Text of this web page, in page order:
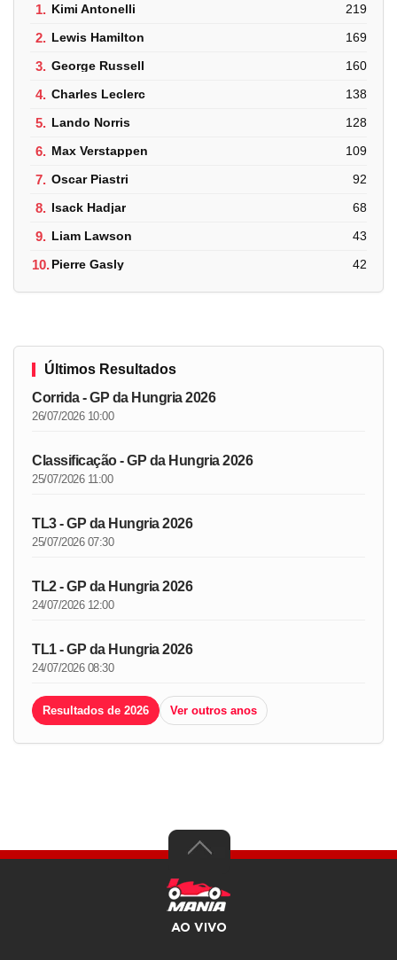
1. Kimi Antonelli 219
2. Lewis Hamilton 169
3. George Russell 160
4. Charles Leclerc 138
5. Lando Norris 128
6. Max Verstappen 109
7. Oscar Piastri 92
8. Isack Hadjar 68
9. Liam Lawson 43
10.Pierre Gasly 42
Últimos Resultados
Corrida - GP da Hungria 2026
26/07/2026 10:00
Classificação - GP da Hungria 2026
25/07/2026 11:00
TL3 - GP da Hungria 2026
25/07/2026 07:30
TL2 - GP da Hungria 2026
24/07/2026 12:00
TL1 - GP da Hungria 2026
24/07/2026 08:30
Resultados de 2026 Ver outros anos
AO VIVO